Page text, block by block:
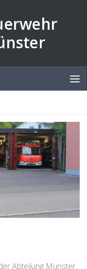
Abteilung Münster